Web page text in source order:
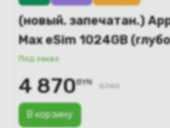
(новый. запечатан.)
Max eSim 1024GB
A3525
Под заказ
В корзину
4 870BYN 5740